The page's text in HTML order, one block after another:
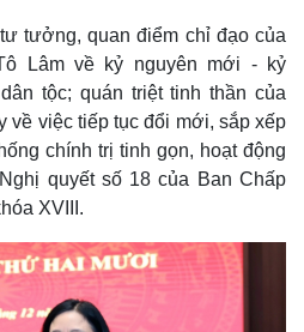
n
m
tưởng, quan điểm chỉ đạo của
Lâm về kỷ nguyên mới - kỷ
tộc; quán triệt tinh thần của
về việc tiếp tục đổi mới, sắp xếp
chính trị tinh gọn, hoạt động
quyết số 18 của Ban Chấp
XVIII.